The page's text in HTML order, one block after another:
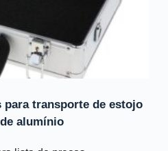
para transporte de estojo
alumínio